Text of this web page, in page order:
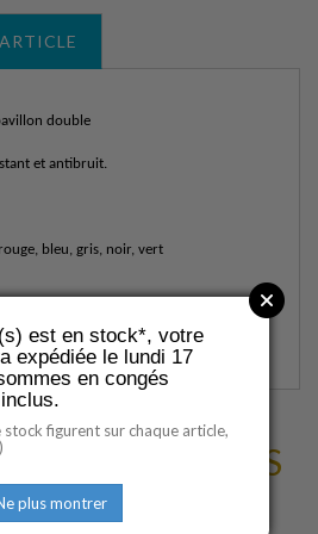
double
et antibruit.
bleu, gris, noir, vert
SUGGÉRONS
PRODUITS
est en stock*, votre
expédiée le lundi 17
en congés
stock figurent sur chaque article,
plus montrer